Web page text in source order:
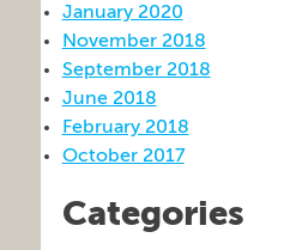
January 2020
November 2018
September 2018
June 2018
February 2018
October 2017
Categories